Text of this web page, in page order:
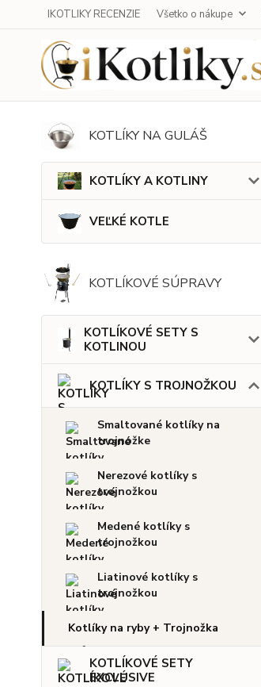
IKOTLIKY RECENZIE Všetko o nákupe
KOTLÍKY NA GULÁŠ
KOTLÍKY A KOTLINY
VEĽKÉ KOTLE
KOTLÍKOVÉ SÚPRAVY
KOTLÍKOVÉ SETY S
KOTLINOU
KOTLÍKY S TROJNOŽKOU
Smaltované kotlíky na
trojnožke
Nerezové kotlíky s
trojnožkou
Medené kotlíky s
trojnožkou
Liatinové kotlíky s
trojnožkou
Kotlíky na ryby + Trojnožka
KOTLÍKOVÉ SETY
EXCLUSIVE